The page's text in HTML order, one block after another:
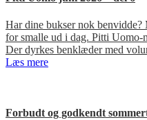
Har dine bukser nok benvidde?
for smalle ud i dag. Pitti Uomo-
Der dyrkes benklæder med
Læs mere
Forbudt og godkendt